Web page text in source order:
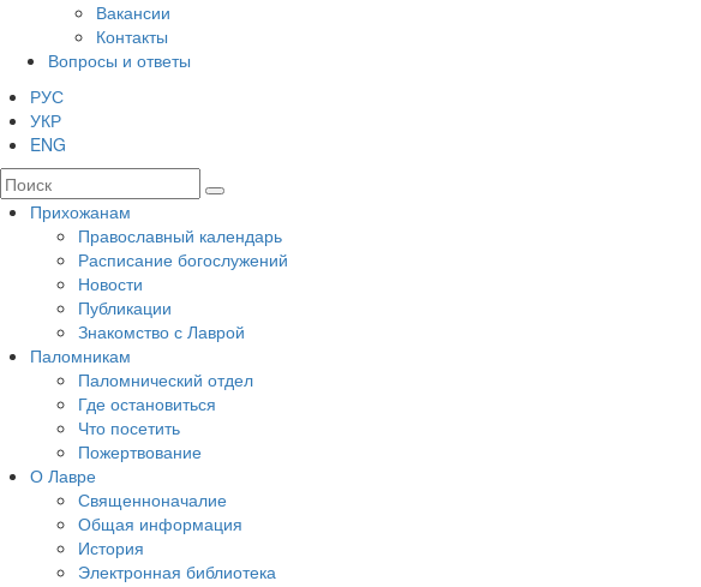
Вакансии
Контакты
Вопросы и ответы
РУС
УКР
ENG
Прихожанам
Православный календарь
Расписание богослужений
Новости
Публикации
Знакомство с Лаврой
Паломникам
Паломнический отдел
Где остановиться
Что посетить
Пожертвование
О Лавре
Священноначалие
Общая информация
История
Электронная библиотека